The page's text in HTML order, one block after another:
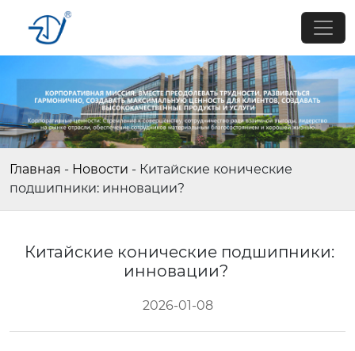
Главная - Новости - Китайские конические
подшипники: инновации?
Китайские конические подшипники:
инновации?
2026-01-08